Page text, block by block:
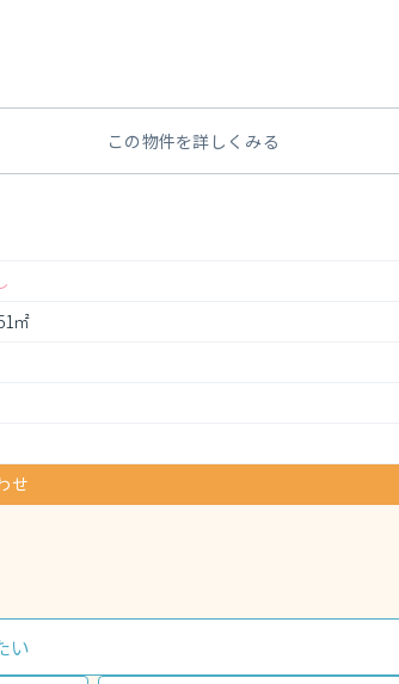
この物件を詳しくみる
㎡
せ
い